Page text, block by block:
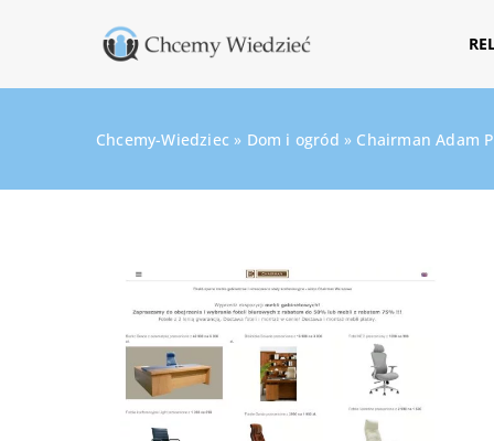
Chcemy-Wiedziec » Dom i ogród » Chairman Adam